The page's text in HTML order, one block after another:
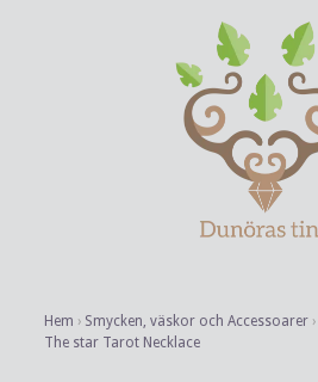
Hem › Smycken, väskor och Accessoarer ›
The star Tarot Necklace